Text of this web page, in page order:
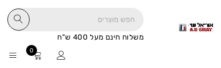
משלוח חינם מעל 400 ש"ח
0